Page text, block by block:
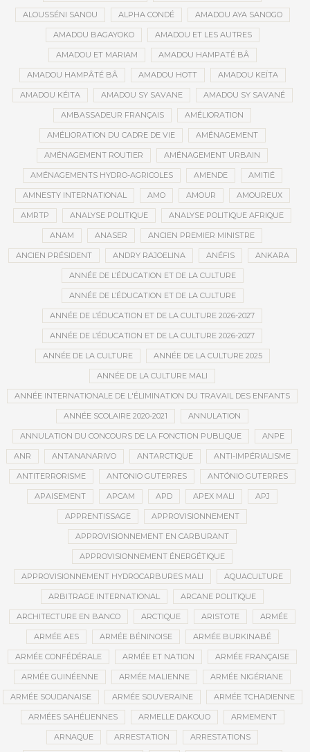
ALOUSSÉNI SANOU ALPHA CONDÉ AMADOU AYA SANOGO
AMADOU BAGAYOKO AMADOU ET LES AUTRES
AMADOU ET MARIAM AMADOU HAMPATÉ BÂ
AMADOU HAMPÂTÉ BÂ AMADOU HOTT AMADOU KEÏTA
AMADOU KÉITA AMADOU SY SAVANE AMADOU SY SAVANÉ
AMBASSADEUR FRANÇAIS AMÉLIORATION
AMÉLIORATION DU CADRE DE VIE AMÉNAGEMENT
AMÉNAGEMENT ROUTIER AMÉNAGEMENT URBAIN
AMÉNAGEMENTS HYDRO-AGRICOLES AMENDE AMITIÉ
AMNESTY INTERNATIONAL AMO AMOUR AMOUREUX
AMRTP ANALYSE POLITIQUE ANALYSE POLITIQUE AFRIQUE
ANAM ANASER ANCIEN PREMIER MINISTRE
ANCIEN PRÉSIDENT ANDRY RAJOELINA ANÉFIS ANKARA
ANNÉE DE L’ÉDUCATION ET DE LA CULTURE
ANNÉE DE L’ÉDUCATION ET DE LA CULTURE
ANNÉE DE L’ÉDUCATION ET DE LA CULTURE 2026-2027
ANNÉE DE L’ÉDUCATION ET DE LA CULTURE 2026-2027
ANNÉE DE LA CULTURE ANNÉE DE LA CULTURE 2025
ANNÉE DE LA CULTURE MALI
ANNÉE INTERNATIONALE DE L'ÉLIMINATION DU TRAVAIL DES ENFANTS
ANNÉE SCOLAIRE 2020-2021 ANNULATION
ANNULATION DU CONCOURS DE LA FONCTION PUBLIQUE ANPE
ANR ANTANANARIVO ANTARCTIQUE ANTI-IMPÉRIALISME
ANTITERRORISME ANTONIO GUTERRES ANTÓNIO GUTERRES
APAISEMENT APCAM APD APEX MALI APJ
APPRENTISSAGE APPROVISIONNEMENT
APPROVISIONNEMENT EN CARBURANT
APPROVISIONNEMENT ÉNERGÉTIQUE
APPROVISIONNEMENT HYDROCARBURES MALI AQUACULTURE
ARBITRAGE INTERNATIONAL ARCANE POLITIQUE
ARCHITECTURE EN BANCO ARCTIQUE ARISTOTE ARMÉE
ARMÉE AES ARMÉE BÉNINOISE ARMÉE BURKINABÉ
ARMÉE CONFÉDÉRALE ARMÉE ET NATION ARMÉE FRANÇAISE
ARMÉE GUINÉENNE ARMÉE MALIENNE ARMÉE NIGÉRIANE
ARMÉE SOUDANAISE ARMÉE SOUVERAINE ARMÉE TCHADIENNE
ARMÉES SAHÉLIENNES ARMELLE DAKOUO ARMEMENT
ARNAQUE ARRESTATION ARRESTATIONS